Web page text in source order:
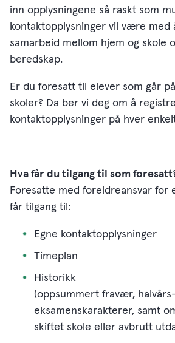
inn opplysningene så raskt som
kontaktopplysninger vil være med
samarbeid mellom hjem og skole
beredskap.
Er du foresatt til elever som går
skoler? Da ber vi deg om å
kontaktopplysninger på hver
Hva får du tilgang til som
Foresatte med foreldreansvar for
får tilgang til:
Egne kontaktopplysninger
Timeplan
Historikk
(oppsummert fravær,
eksamenskarakterer, samt
skiftet skole eller avbrutt